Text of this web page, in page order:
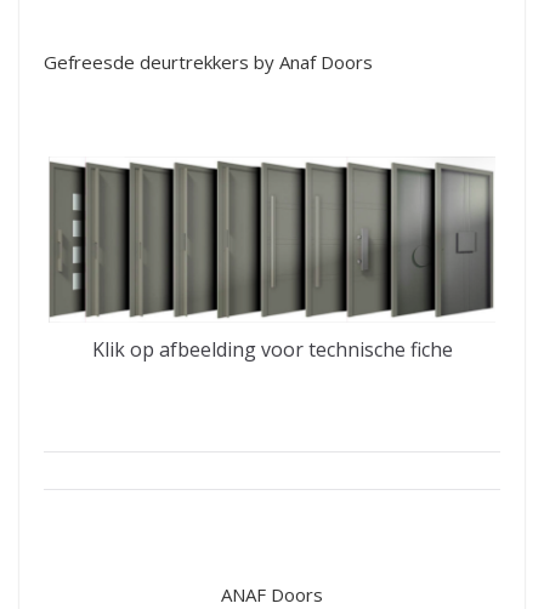
Gefreesde deurtrekkers by Anaf Doors
Klik op afbeelding voor technische fiche
ANAF Doors